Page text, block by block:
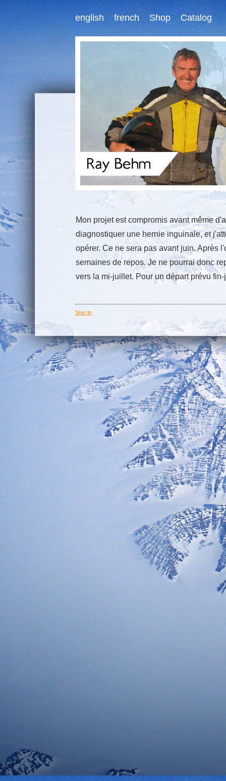
english french Shop Catalog
Mon projet est compromis avant même
diagnostiquer une hernie inguinale, et
opérer. Ce ne sera pas avant juin. Après
semaines de repos. Je ne pourrai donc
vers la mi-juillet. Pour un départ prévu
Sign In